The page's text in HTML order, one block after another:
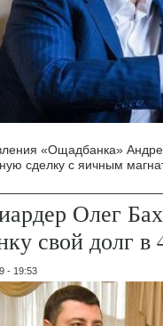
«Ощадбанка»
сделку с яичным
Олег
свой долг в
- 19:53